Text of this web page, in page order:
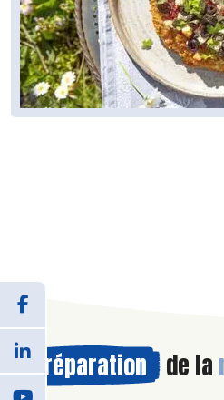
Préparation de la